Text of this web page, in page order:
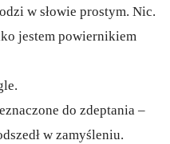
w słowie prostym. Nic.
jestem powiernikiem
do zdeptania –
w zamyśleniu.